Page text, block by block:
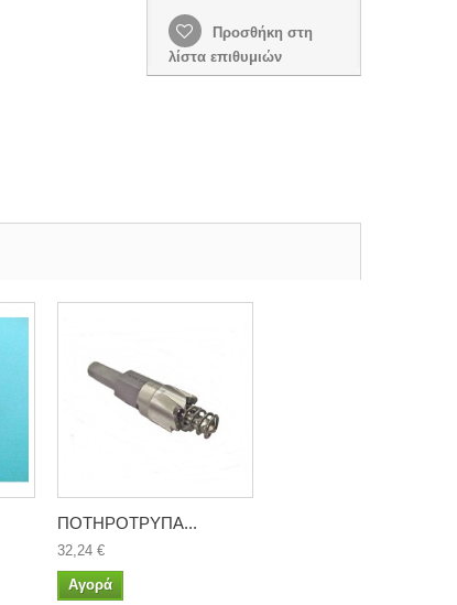
Προσθήκη στη
λίστα επιθυμιών
ΠΟΤΗΡΟΤΡΥΠΑ...
32,24 €
Αγορά